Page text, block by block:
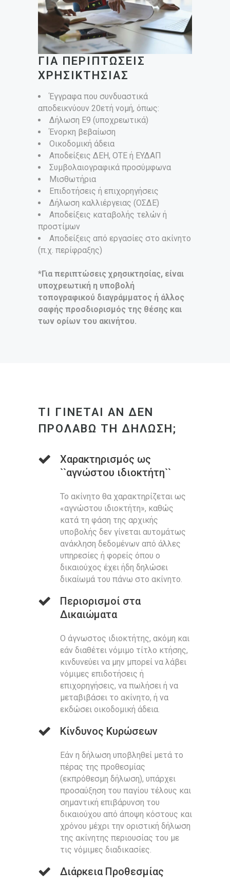
ΓΙΑ ΠΕΡΙΠΤΩΣΕΙΣ
ΧΡΗΣΙΚΤΗΣΙΑΣ
Έγγραφα που συνδυαστικά
αποδεικνύουν 20ετή νομή, όπως:
Δήλωση Ε9 (υποχρεωτικά)
Ένορκη βεβαίωση
Οικοδομική άδεια
Αποδείξεις ΔΕΗ, ΟΤΕ ή ΕΥΔΑΠ
Συμβολαιογραφικά προσύμφωνα
Μισθωτήρια
Επιδοτήσεις ή επιχορηγήσεις
Δήλωση καλλιέργειας (ΟΣΔΕ)
Αποδείξεις καταβολής τελών ή
προστίμων
Αποδείξεις από εργασίες στο ακίνητο
(π.χ. περίφραξης)
*Για περιπτώσεις χρησικτησίας, είναι
υποχρεωτική η υποβολή
τοπογραφικού διαγράμματος ή άλλος
σαφής προσδιορισμός της θέσης και
των ορίων του ακινήτου.
ΤΙ ΓΙΝΕΤΑΙ ΑΝ ΔΕΝ
ΠΡΟΛΑΒΩ ΤΗ ΔΗΛΩΣΗ;
Χαρακτηρισμός ως
``αγνώστου ιδιοκτήτη``
Το ακίνητο θα χαρακτηρίζεται ως
«αγνώστου ιδιοκτήτη», καθώς
κατά τη φάση της αρχικής
υποβολής δεν γίνεται αυτομάτως
ανάκληση δεδομένων από άλλες
υπηρεσίες ή φορείς όπου ο
δικαιούχος έχει ήδη δηλώσει
δικαίωμά του πάνω στο ακίνητο.
Περιορισμοί στα
Δικαιώματα
Ο άγνωστος ιδιοκτήτης, ακόμη και
εάν διαθέτει νόμιμο τίτλο κτήσης,
κινδυνεύει να μην μπορεί να λάβει
νόμιμες επιδοτήσεις ή
επιχορηγήσεις, να πωλήσει ή να
μεταβιβάσει το ακίνητο, ή να
εκδώσει οικοδομική άδεια.
Κίνδυνος Κυρώσεων
Εάν η δήλωση υποβληθεί μετά το
πέρας της προθεσμίας
(εκπρόθεσμη δήλωση), υπάρχει
προσαύξηση του παγίου τέλους και
σημαντική επιβάρυνση του
δικαιούχου από άποψη κόστους και
χρόνου μέχρι την οριστική δήλωση
της ακίνητης περιουσίας του με
τις νόμιμες διαδικασίες.
Διάρκεια Προθεσμίας